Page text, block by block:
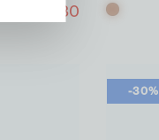
€ 209,30 Cognac
-30%